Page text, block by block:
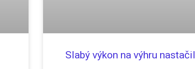
Slabý výkon na výhru nastačil